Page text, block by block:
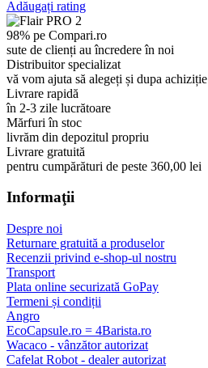
Adăugați rating
98% pe Compari.ro
sute de clienți au încredere în noi
Distribuitor specializat
vă vom ajuta să alegeți și dupa achiziție
Livrare rapidă
în 2-3 zile lucrătoare
Mărfuri în stoc
livrăm din depozitul propriu
Livrare gratuită
pentru cumpărături de peste 360,00 lei
Informaţii
Despre noi
Returnare gratuită a produselor
Recenzii privind e-shop-ul nostru
Transport
Plata online securizată GoPay
Termeni și condiții
Angro
EcoCapsule.ro = 4Barista.ro
Wacaco - vânzător autorizat
Cafelat Robot - dealer autorizat